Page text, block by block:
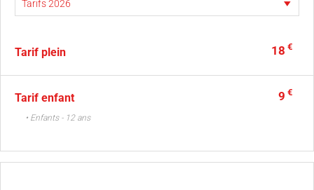
Tarif plein 18 €
Tarif enfant 9 €
• Enfants - 12 ans